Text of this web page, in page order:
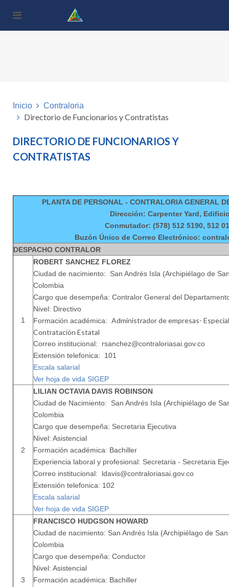
este
Inicio Contraloria
Directorio de Funcionarios y Contratistas
DIRECTORIO DE FUNCIONARIOS Y
CONTRATISTAS
PLANTA DE PERSONAL - CONTRALORIA GENERAL
Dirección: Carpenter Yard,
Conmutador: (578) 512 5190, 512
Buzón Único de Correo Electrónico:
DESPACHO CONTRALOR
1
ROBERT SANCHEZ FLOREZ
Ciudad de nacimiento: San Andrés Isla (Archipiélago de
Colombia
Cargo que desempeña: Contralor General del
Nivel: Directivo
Formación académica: Administrador de empresas-
Contratación Estatal
Correo institucional: rsanchez@contraloriasai.gov.co
Extensión telefonica: 101
Escala salarial
Ver hoja de vida SIGEP
2
LILIAN OCTAVIA DAVIS ROBINSON
Ciudad de Nacimiento: San Andrés Isla (Archipiélago de
Colombia
Cargo que desempeña: Secretaria Ejecutiva
Nivel: Asistencial
Formación académica: Bachiller
Experiencia laboral y profesional: Secretaria - Secretaria
Correo institucional: ldavis@contraloriasai.gov.co
Extensión telefonica: 102
Escala salarial
Ver hoja de vida SIGEP
3
FRANCISCO HUDGSON HOWARD
Ciudad de nacimiento: San Andrés Isla (Archipiélago de
Colombia
Cargo que desempeña: Conductor
Nivel: Asistencial
Formación académica: Bachiller